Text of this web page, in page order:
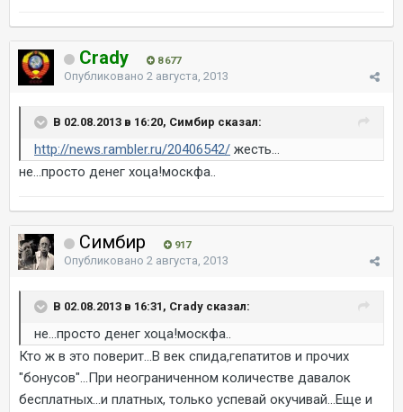
Crady 8 677
Опубликовано 2 августа, 2013
В 02.08.2013 в 16:20, Симбир сказал:
http://news.rambler.ru/20406542/ жесть...
не...просто денег хоца!москфа..
Симбир 917
Опубликовано 2 августа, 2013
В 02.08.2013 в 16:31, Crady сказал:
не...просто денег хоца!москфа..
Кто ж в это поверит...В век спида,гепатитов и прочих
"бонусов"...При неограниченном количестве давалок
бесплатных...и платных, только успевай окучивай...Еще и